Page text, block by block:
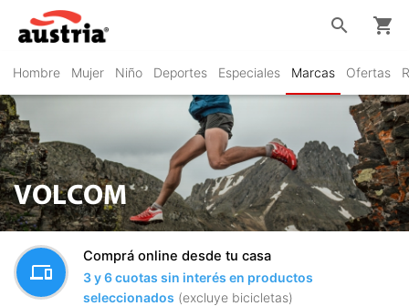
Hombre Mujer Niño Deportes Especiales Marcas Ofertas
search shopping_cart
VOLCOM
devices
Comprá online desde tu casa
3 y 6 cuotas sin interés en productos
seleccionados (excluye bicicletas)